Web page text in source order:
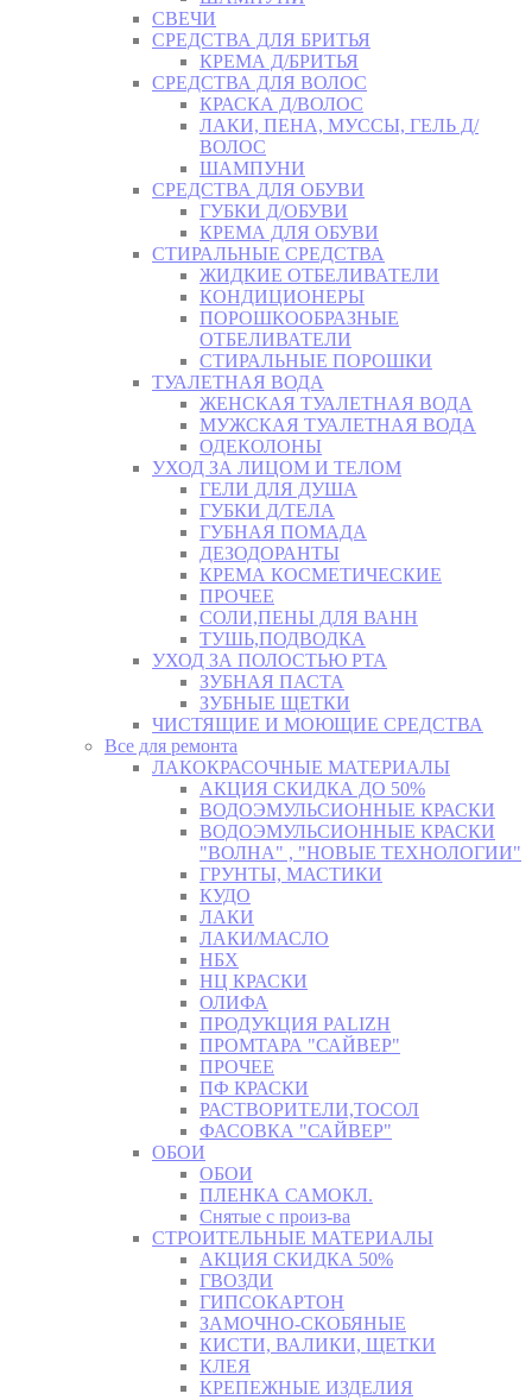
СВЕЧИ
СРЕДСТВА ДЛЯ БРИТЬЯ
КРЕМА Д/БРИТЬЯ
СРЕДСТВА ДЛЯ ВОЛОС
КРАСКА Д/ВОЛОС
ЛАКИ, ПЕНА, МУССЫ, ГЕЛЬ Д/
ВОЛОС
ШАМПУНИ
СРЕДСТВА ДЛЯ ОБУВИ
ГУБКИ Д/ОБУВИ
КРЕМА ДЛЯ ОБУВИ
СТИРАЛЬНЫЕ СРЕДСТВА
ЖИДКИЕ ОТБЕЛИВАТЕЛИ
КОНДИЦИОНЕРЫ
ПОРОШКООБРАЗНЫЕ
ОТБЕЛИВАТЕЛИ
СТИРАЛЬНЫЕ ПОРОШКИ
ТУАЛЕТНАЯ ВОДА
ЖЕНСКАЯ ТУАЛЕТНАЯ ВОДА
МУЖСКАЯ ТУАЛЕТНАЯ ВОДА
ОДЕКОЛОНЫ
УХОД ЗА ЛИЦОМ И ТЕЛОМ
ГЕЛИ ДЛЯ ДУША
ГУБКИ Д/ТЕЛА
ГУБНАЯ ПОМАДА
ДЕЗОДОРАНТЫ
КРЕМА КОСМЕТИЧЕСКИЕ
ПРОЧЕЕ
СОЛИ,ПЕНЫ ДЛЯ ВАНН
ТУШЬ,ПОДВОДКА
УХОД ЗА ПОЛОСТЬЮ РТА
ЗУБНАЯ ПАСТА
ЗУБНЫЕ ЩЕТКИ
ЧИСТЯЩИЕ И МОЮЩИЕ СРЕДСТВА
Все для ремонта
ЛАКОКРАСОЧНЫЕ МАТЕРИАЛЫ
АКЦИЯ СКИДКА ДО 50%
ВОДОЭМУЛЬСИОННЫЕ КРАСКИ
ВОДОЭМУЛЬСИОННЫЕ КРАСКИ
"ВОЛНА" , "НОВЫЕ ТЕХНОЛОГИИ"
ГРУНТЫ, МАСТИКИ
КУДО
ЛАКИ
ЛАКИ/МАСЛО
НБХ
НЦ КРАСКИ
ОЛИФА
ПРОДУКЦИЯ PALIZH
ПРОМТАРА "САЙВЕР"
ПРОЧЕЕ
ПФ КРАСКИ
РАСТВОРИТЕЛИ,ТОСОЛ
ФАСОВКА "САЙВЕР"
ОБОИ
ОБОИ
ПЛЕНКА САМОКЛ.
Снятые с произ-ва
СТРОИТЕЛЬНЫЕ МАТЕРИАЛЫ
АКЦИЯ СКИДКА 50%
ГВОЗДИ
ГИПСОКАРТОН
ЗАМОЧНО-СКОБЯНЫЕ
КИСТИ, ВАЛИКИ, ЩЕТКИ
КЛЕЯ
КРЕПЕЖНЫЕ ИЗДЕЛИЯ